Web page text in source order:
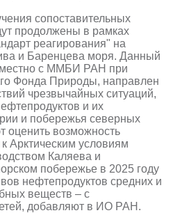
сопоставительных
продолжены в рамках
реагирования" на
и Баренцева моря. Данный
с ММБИ РАН при
Фонда Природы, направлен
чрезвычайных ситуаций,
и их
и побережья северных
оценить возможность
Арктическим условиям
Каляева и
побережье в 2025 году
нефтепродуктов средних и
веществ – с
добавляют в ИО РАН.